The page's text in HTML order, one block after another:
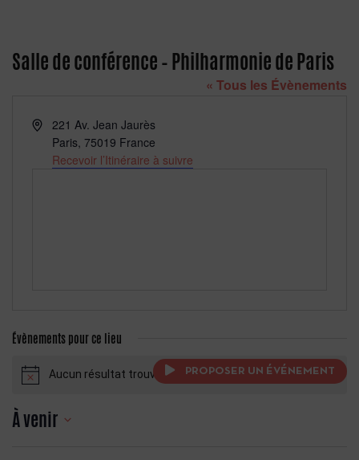
Salle de conférence – Philharmonie de Paris
« Tous les Évènements
Adresse221 Av. Jean Jaurès
Paris, 75019 France
Recevoir l’Itinéraire à suivre
Évènements pour ce lieu
NoticeAucun résultat trouvé.
À venir
PROPOSER UN ÉVÉNEMENT